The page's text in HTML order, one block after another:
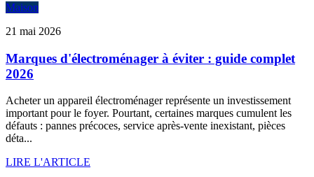
Maison
21 mai 2026
Marques d'électroménager à éviter : guide complet
2026
Acheter un appareil électroménager représente un investissement
important pour le foyer. Pourtant, certaines marques cumulent les
défauts : pannes précoces, service après-vente inexistant, pièces
déta...
LIRE L'ARTICLE